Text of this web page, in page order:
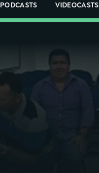
PODCASTS VIDEOCASTS